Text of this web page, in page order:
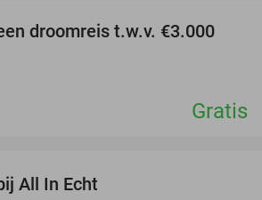
droomreis t.w.v. €3.000
Gratis
All In Echt